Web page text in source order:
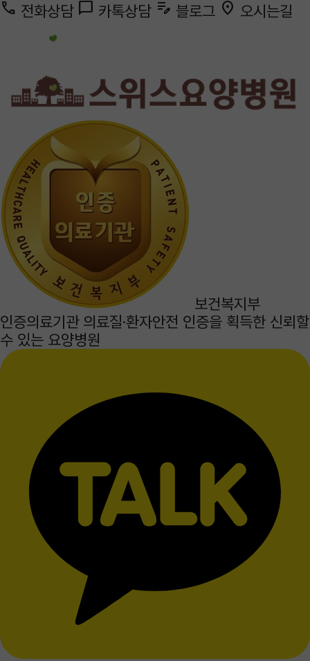
call 전화상담 chat_bubble 카톡상담 edit_note 블로그 location_on 오시는길
보건복지부
인증의료기관 의료질·환자안전 인증을 획득한 신뢰할
수 있는 요양병원